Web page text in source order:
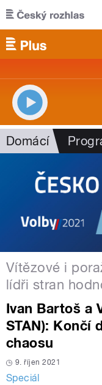
Přejít k hlavnímu
Domácí
Vítězové i
lídři stran
Ivan Bartoš a
STAN): Končí
chaosu
9. říjen 2021
Speciál